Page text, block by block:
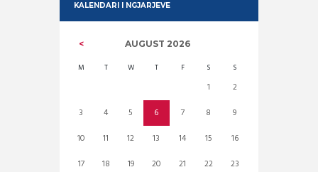
KALENDARI I NGJARJEVE
AUGUST 2026
M T W T F S S
1
2
3
4 5 6 7 8
9
10
11 12 13 14 15
16
17
18 19 20 21 22
23